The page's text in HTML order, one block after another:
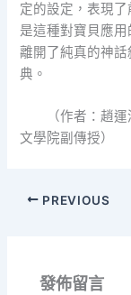
定的設定，表現
是這種對寶貝應
離開了純真的神
典。
（作者：趙
文學院副傳授）
PREVIOUS
發佈留言